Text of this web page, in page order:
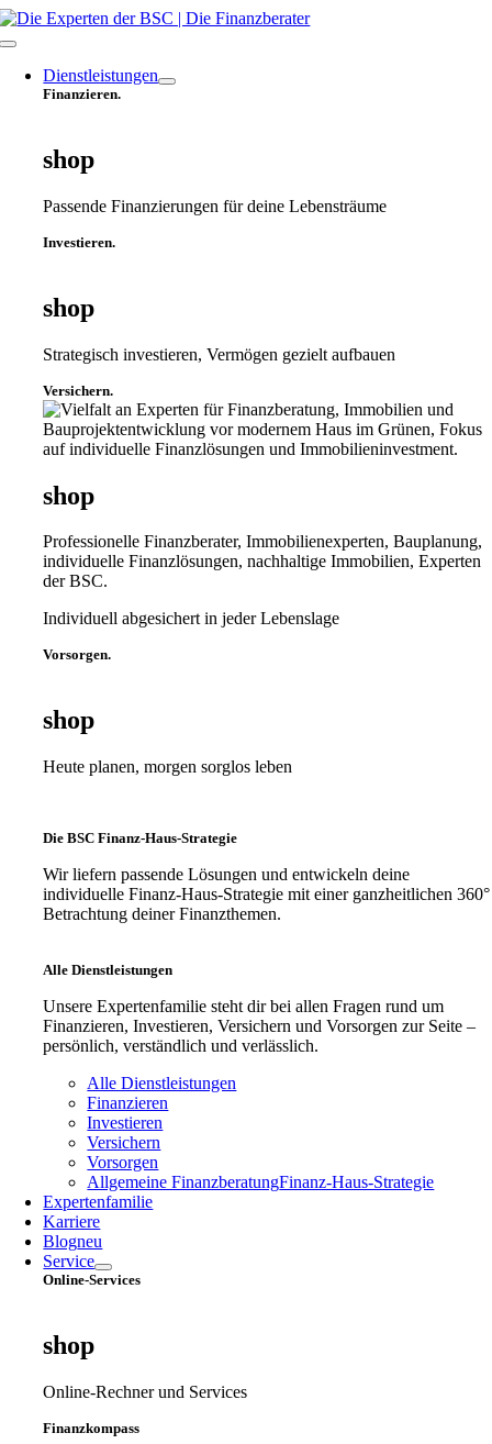
Zum
Inhalt
Toggle
NavigationDienstleistungen
Finanzieren.
shop
Passende Finanzierungen für deine Lebensträume
Investieren.
shop
Strategisch investieren, Vermögen gezielt aufbauen
Versichern.
shop
Professionelle Finanzberater, Immobilienexperten, Bauplanung,
individuelle Finanzlösungen, nachhaltige Immobilien, Experten
der BSC.
Individuell abgesichert in jeder Lebenslage
Vorsorgen.
shop
Heute planen, morgen sorglos leben
Die BSC Finanz-Haus-Strategie
Wir liefern passende Lösungen und entwickeln deine
individuelle Finanz-Haus-Strategie mit einer ganzheitlichen 360°
Betrachtung deiner Finanzthemen.
Alle Dienstleistungen
Unsere Expertenfamilie steht dir bei allen Fragen rund um
Finanzieren, Investieren, Versichern und Vorsorgen zur Seite –
persönlich, verständlich und verlässlich.
Alle Dienstleistungen
Finanzieren
Investieren
Versichern
Vorsorgen
Allgemeine FinanzberatungFinanz‑Haus‑Strategie
Expertenfamilie
Karriere
Blogneu
Service
Online-Services
shop
Online-Rechner und Services
Finanzkompass